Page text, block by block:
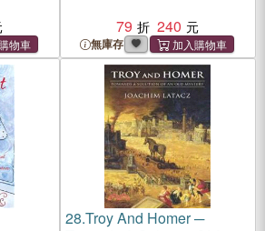
79
240
無庫存
28.Troy And Homer ─